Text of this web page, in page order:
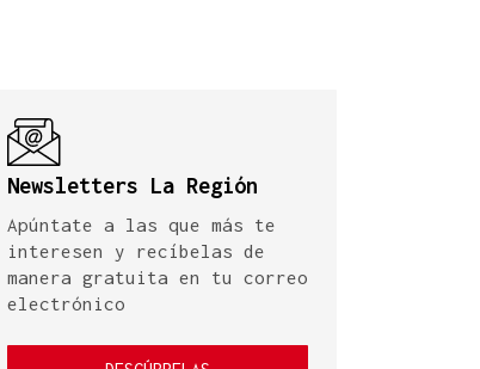
Newsletters La Región
Apúntate a las que más te
interesen y recíbelas de
manera gratuita en tu correo
electrónico